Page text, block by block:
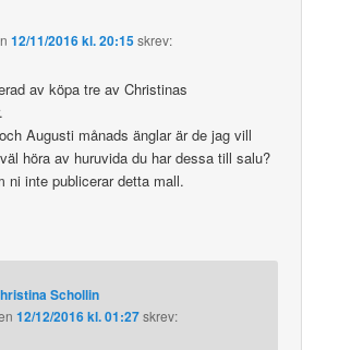
12/11/2016 kl. 20:15skrev:
av köpa tre av Christinas
Augusti månads änglar är de jag vill
höra av huruvida du har dessa till salu?
ni inte publicerar detta mall.
Schollin
12/12/2016 kl. 01:27skrev: